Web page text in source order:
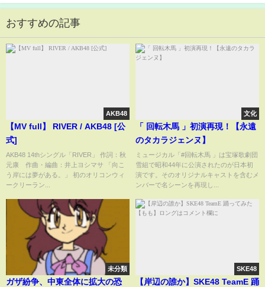
おすすめの記事
AKB48
【MV full】 RIVER / AKB48 [公
式]
AKB48 14thシングル「RIVER」 作詞：秋
元康 作曲・編曲：井上ヨシマサ 「向こ
う岸には夢がある。」 初のオリコンウィ
ークリーラン...
文化
「 回転木馬 」初演再現！【永遠
のタカラジェンヌ】
ミュージカル「#回転木馬 」は宝塚歌劇団
雪組で昭和44年に公演されたのが日本初
演です。そのオリジナルキャストを含むメ
ンバーで名シーンを再現し...
未分類
ガザ紛争、中東全体に拡大の恐
SKE48
【岸辺の誰か】SKE48 TeamE 踊